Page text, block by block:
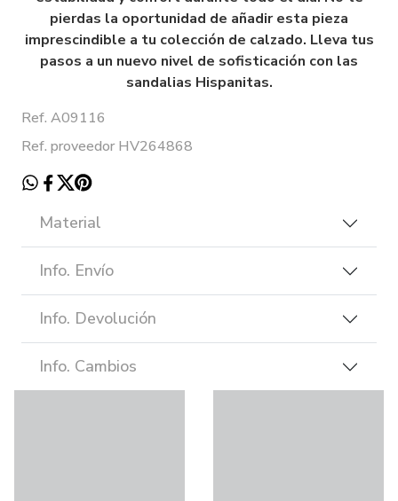
pierdas la oportunidad de añadir esta pieza
imprescindible a tu colección de calzado. Lleva tus
pasos a un nuevo nivel de sofisticación con las
sandalias Hispanitas.
Ref. A09116
Ref. proveedor HV264868
Material
Info. Envío
Info. Devolución
Info. Cambios